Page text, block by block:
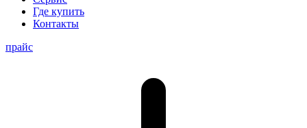
Где купить
Контакты
прайс